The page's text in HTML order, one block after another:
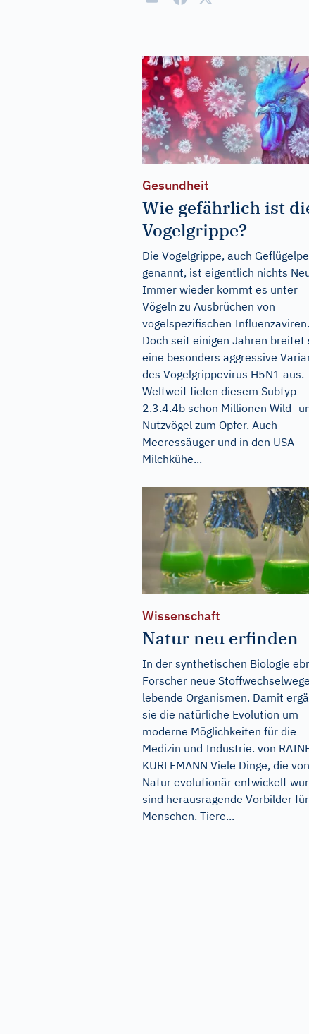
Gesundheit
Wie gefährlich ist
Vogelgrippe?
Die Vogelgrippe, auch
genannt, ist eigentlich nichts
Immer wieder kommt es unter
Vögeln zu Ausbrüchen von
vogelspezifischen Influenzaviren.
Doch seit einigen Jahren breitet
eine besonders aggressive
des Vogelgrippevirus H5N1 aus.
Weltweit fielen diesem Subtyp
2.3.4.4b schon Millionen Wild-
Nutzvögel zum Opfer. Auch
Meeressäuger und in den USA
Milchkühe...
Wissenschaft
Natur neu erfinden
In der synthetischen Biologie
Forscher neue
lebende Organismen. Damit
sie die natürliche Evolution um
moderne Möglichkeiten für die
Medizin und Industrie. von
KURLEMANN Viele Dinge, die
Natur evolutionär entwickelt
sind herausragende Vorbilder
Menschen. Tiere...